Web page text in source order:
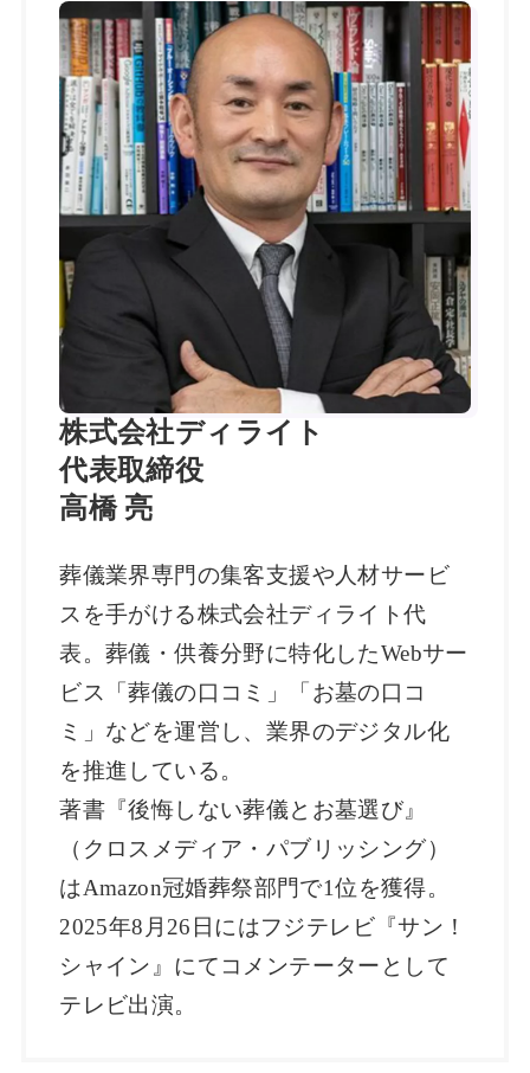
株式会社ディライト
代表取締役
高橋 亮
葬儀業界専門の集客支援や人材サービ
スを手がける株式会社ディライト代
表。葬儀・供養分野に特化したWebサー
ビス「葬儀の口コミ」「お墓の口コ
ミ」などを運営し、業界のデジタル化
を推進している。
著書『後悔しない葬儀とお墓選び』
（クロスメディア・パブリッシング）
はAmazon冠婚葬祭部門で1位を獲得。
2025年8月26日にはフジテレビ『サン！
シャイン』にてコメンテーターとして
テレビ出演。